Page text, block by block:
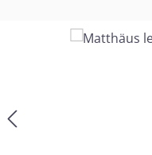
Bildergalerie überspringen